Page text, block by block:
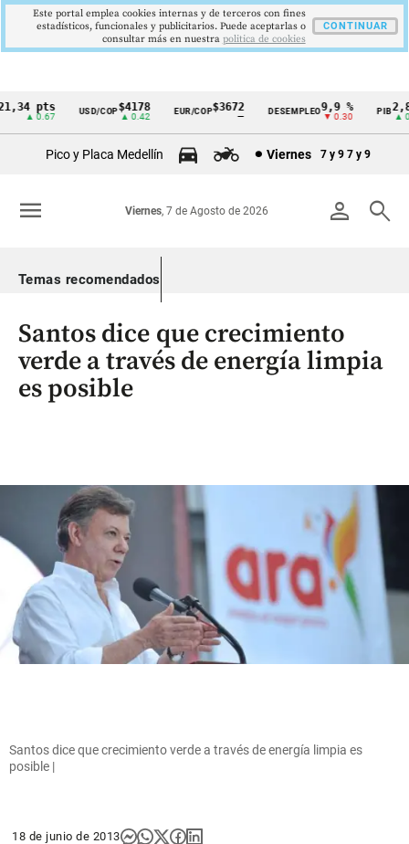
Cintillo
Colombia
pts
▲ 0.67
USD/COP$4178
▲ 0.42
EUR/COP$3672 DESEMPLEO 9,9 %
▼ 0.30
PIB2,8
▲
Pico y Placa Medellín Viernes 7 y 9 7 y 9
person search
Viernes, 7 de Agosto de 2026
menu
Temas recomendados
Santos dice que crecimiento
verde a través de energía limpia
es posible
Santos dice que crecimiento verde a través de energía limpia es
posible |
18 de junio de 2013
Este portal emplea cookies internas y de terceros con fines
estadísticos, funcionales y publicitarios. Puede aceptarlas o
consultar más en nuestra politica de cookies
CONTINUAR